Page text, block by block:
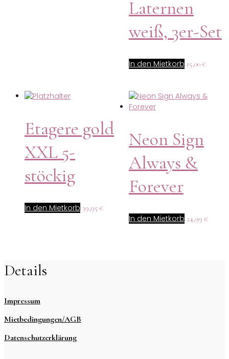
Laternen
weiß, 3er-Set
In den Mietkorb 15,00 €
Etagere gold
XXL 5-
stöckig
In den Mietkorb 39,95 €
Neon Sign
Always &
Forever
In den Mietkorb 24,99 €
Details
Impressum
Mietbedingungen/AGB
Datenschutzerklärung